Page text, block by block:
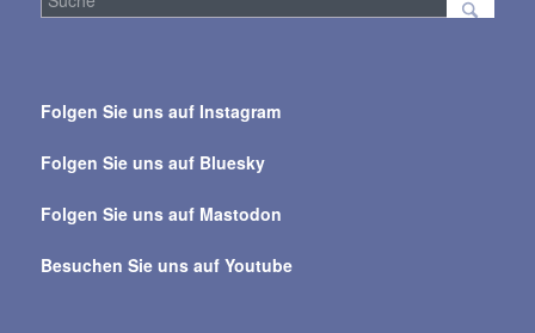
alle
Folgen Sie uns auf Instagram
Folgen Sie uns auf Bluesky
Folgen Sie uns auf Mastodon
Besuchen Sie uns auf Youtube